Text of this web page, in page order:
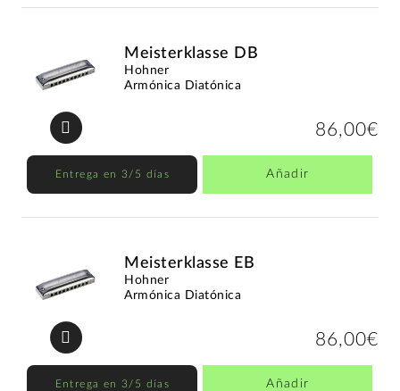
Meisterklasse DB
Hohner
Armónica Diatónica
86,00€
Entrega en 3/5 días Añadir
Meisterklasse EB
Hohner
Armónica Diatónica
86,00€
Entrega en 3/5 días Añadir